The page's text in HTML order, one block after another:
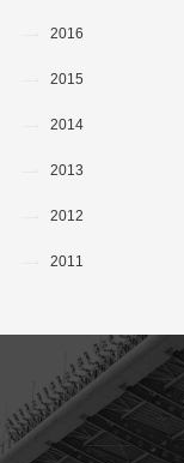
2016
2015
2014
2013
2012
2011